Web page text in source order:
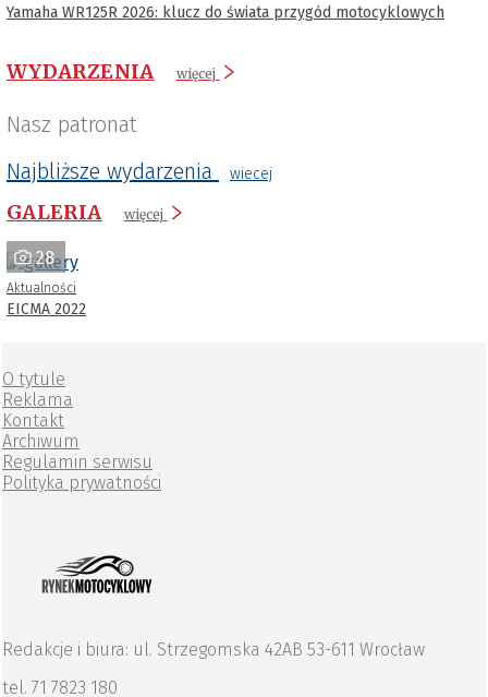
Yamaha WR125R 2026: klucz do świata przygód motocyklowych
WYDARZENIA więcej
Nasz patronat
Najbliższe wydarzenia
wiecej
GALERIA więcej
28
Aktualności
EICMA 2022
O tytule
Reklama
Kontakt
Archiwum
Regulamin serwisu
Polityka prywatności
Redakcje i biura: ul. Strzegomska 42AB 53-611 Wrocław
tel. 71 7823 180